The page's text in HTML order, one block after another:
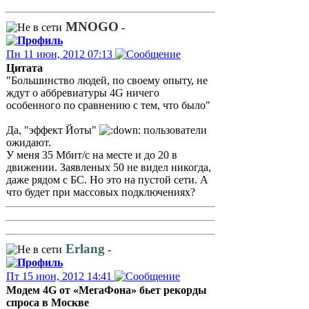
MNOGO -
Пн 11 июн, 2012 07:13
Цитата
"Большинство людей, по своему опыту, не
ждут о аббревиатуры 4G ничего
особенного по сравнению с тем, что было"
Да, "эффект Йоты"
пользователи
ожидают.
У меня 35 Мбит/с на месте и до 20 в
движении. Заявленых 50 не видел никогда,
даже рядом с БС. Но это на пустой сети. А
что будет при массовых подключениях?
Erlang -
Пт 15 июн, 2012 14:41
Модем 4G от «МегаФона» бьет рекорды
спроса в Москве